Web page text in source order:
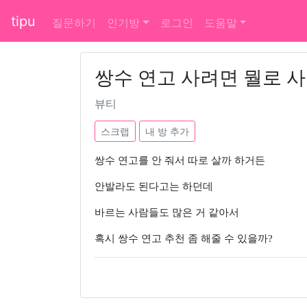
tipu 질문하기 인기방 로그인 도움말
쌍수 연고 사려면 뭘로
뷰티
스크랩 내 방 추가
쌍수 연고를 안 줘서 따로 살까 하거든
안발라도 된다고는 하던데
바르는 사람들도 많은 거 같아서
혹시 쌍수 연고 추천 좀 해줄 수 있을까?